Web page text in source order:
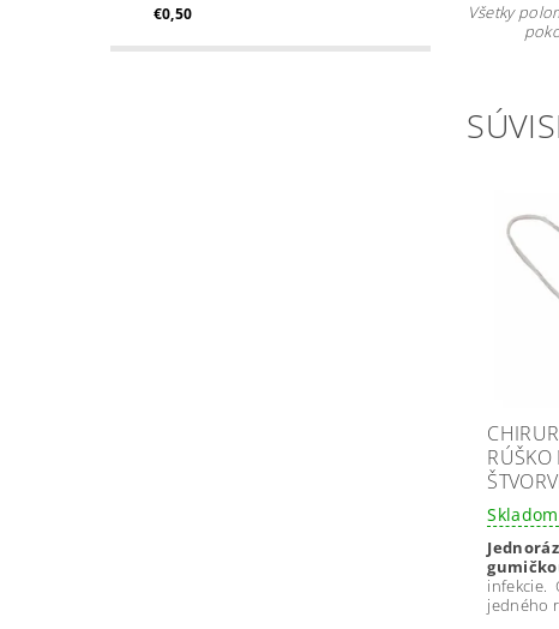
€0,50
Všetky
RÚŠKO
Skladom
infekcie.
jedného